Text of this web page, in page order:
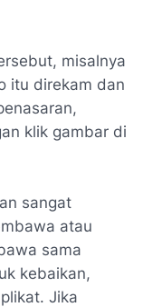
misalnya
itu direkam dan
klik gambar di
sangat
atau
sama
kebaikan,
Jika